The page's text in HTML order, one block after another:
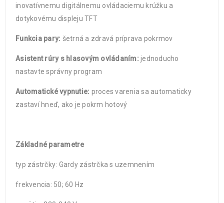
inovatívnemu digitálnemu ovládaciemu krúžku a
dotykovému displeju TFT
Funkcia pary: šetrná a zdravá príprava pokrmov
Asistent rúry s hlasovým ovládaním: jednoducho
nastavte správny program
Automatické vypnutie: proces varenia sa automaticky
zastaví hneď, ako je pokrm hotový
Základné parametre
typ zástrčky: Gardy zástrčka s uzemnením
frekvencia: 50; 60 Hz